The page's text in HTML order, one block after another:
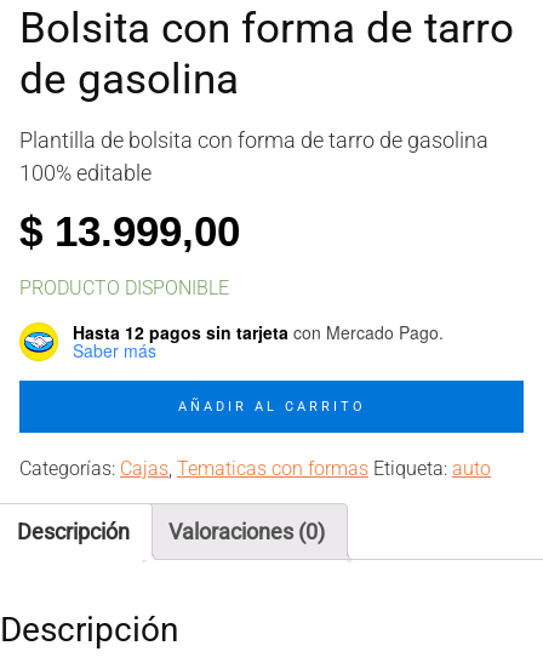
Bolsita con forma de tarro
de gasolina
Plantilla de bolsita con forma de tarro de gasolina
100% editable
$ 13.999,00
PRODUCTO DISPONIBLE
Hasta 12 pagos sin tarjeta con Mercado Pago.
Saber más
de
tarro
de
AÑADIR AL CARRITO
Categorías: Cajas, Tematicas con formas Etiqueta: auto
Descripción Valoraciones (0)
Descripción